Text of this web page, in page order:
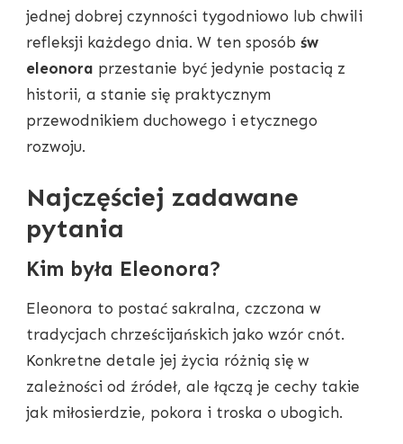
jednej dobrej czynności tygodniowo lub chwili
refleksji każdego dnia. W ten sposób św
eleonora przestanie być jedynie postacią z
historii, a stanie się praktycznym
przewodnikiem duchowego i etycznego
rozwoju.
Najczęściej zadawane
pytania
Kim była Eleonora?
Eleonora to postać sakralna, czczona w
tradycjach chrześcijańskich jako wzór cnót.
Konkretne detale jej życia różnią się w
zależności od źródeł, ale łączą je cechy takie
jak miłosierdzie, pokora i troska o ubogich.